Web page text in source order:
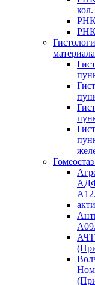
РНК
РНК
материала
Гомеостаз